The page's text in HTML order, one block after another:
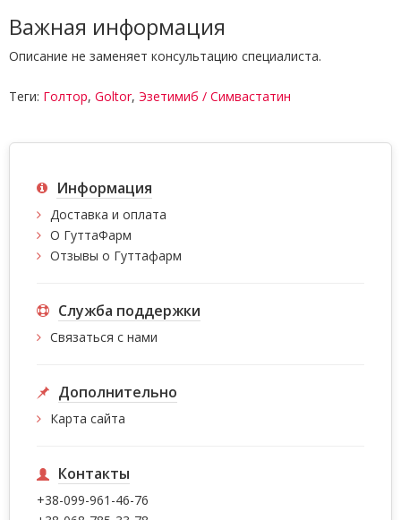
Важная информация
Описание не заменяет консультацию специалиста.
Теги: Голтор, Goltor, Эзетимиб / Симвастатин
Информация
Доставка и оплата
О ГуттаФарм
Отзывы о Гуттафарм
Служба поддержки
Связаться с нами
Дополнительно
Карта сайта
Контакты
+38-099-961-46-76